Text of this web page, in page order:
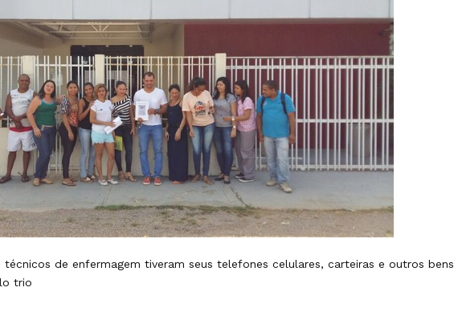
técnicos de enfermagem tiveram seus telefones celulares, carteiras e outros bens
trio